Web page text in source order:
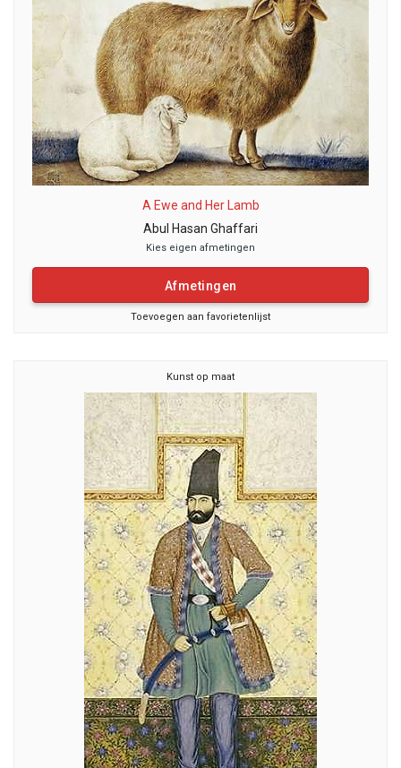
A Ewe and Her Lamb
Abul Hasan Ghaffari
Kies eigen afmetingen
Afmetingen
Toevoegen aan favorietenlijst
Kunst op maat